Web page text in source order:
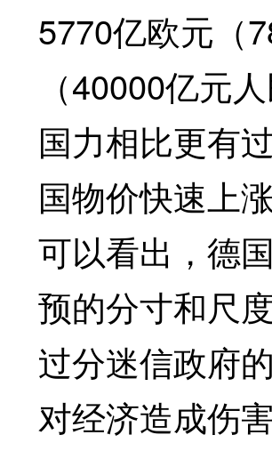
5770亿欧元（
（40000亿元
国力相比更有
国物价快速上
可以看出，德
预的分寸和尺
过分迷信政府
对经济造成伤害